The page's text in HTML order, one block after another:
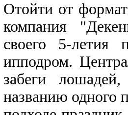
Отойти от
компания
своего 5-летия
ипподром.
забеги
названию одного